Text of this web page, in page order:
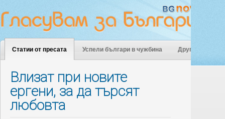
Статии от пресата Успели българи в чужбина Други
Влизат при новите
ергени, за да търсят
любовта